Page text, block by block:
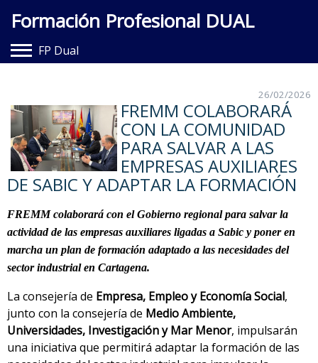
Formación Profesional DUAL
FP Dual
Entidades Adheridas
Documentación
Contacto
26/02/2026
FREMM COLABORARÁ
CON LA COMUNIDAD
PARA SALVAR A LAS
EMPRESAS AUXILIARES
DE SABIC Y ADAPTAR LA FORMACIÓN
FREMM colaborará con el Gobierno regionalpara salvar la
actividad de las empresas auxiliares ligadas a Sabic y poneren
marcha un plan de formación adaptado a las necesidades del
sector industrial en Cartagena.
La consejería de Empresa, Empleo y Economía Social,
junto con la consejería de Medio Ambiente,
Universidades, Investigación y Mar Menor, impulsarán
una iniciativa que permitirá adaptar la formación de las